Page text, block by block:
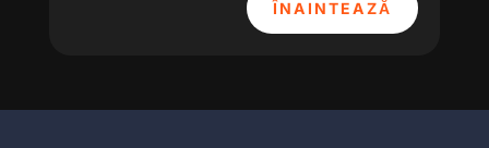
ÎNAINTEAZĂ